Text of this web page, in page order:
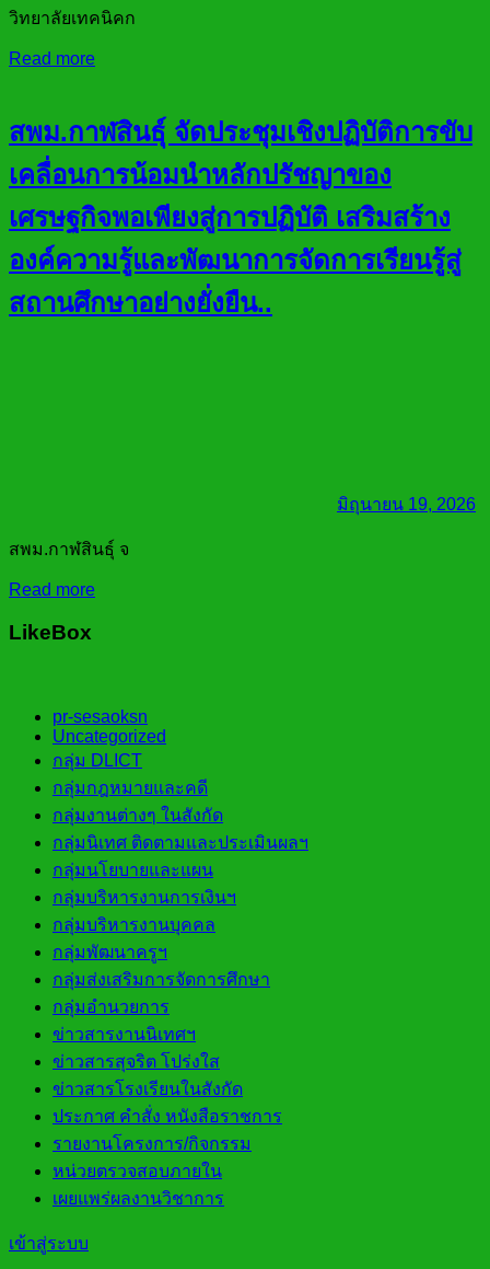
วิทยาลัยเทคนิคก
Read more
สพม.กาฬสินธุ์ จัดประชุมเชิงปฏิบัติการขับ
เคลื่อนการน้อมนำหลักปรัชญาของ
เศรษฐกิจพอเพียงสู่การปฏิบัติ เสริมสร้าง
องค์ความรู้และพัฒนาการจัดการเรียนรู้สู่
สถานศึกษาอย่างยั่งยืน..
มิถุนายน 19, 2026
สพม.กาฬสินธุ์ จ
Read more
LikeBox
pr-sesaoksn
Uncategorized
กลุ่ม DLICT
กลุ่มกฎหมายและคดี
กลุ่มงานต่างๆ ในสังกัด
กลุ่มนิเทศ ติดตามและประเมินผลฯ
กลุ่มนโยบายและแผน
กลุ่มบริหารงานการเงินฯ
กลุ่มบริหารงานบุคคล
กลุ่มพัฒนาครูฯ
กลุ่มส่งเสริมการจัดการศึกษา
กลุ่มอำนวยการ
ข่าวสารงานนิเทศฯ
ข่าวสารสุจริต โปร่งใส
ข่าวสารโรงเรียนในสังกัด
ประกาศ คำสั่ง หนังสือราชการ
รายงานโครงการ/กิจกรรม
หน่วยตรวจสอบภายใน
เผยแพร่ผลงานวิชาการ
เข้าสู่ระบบ